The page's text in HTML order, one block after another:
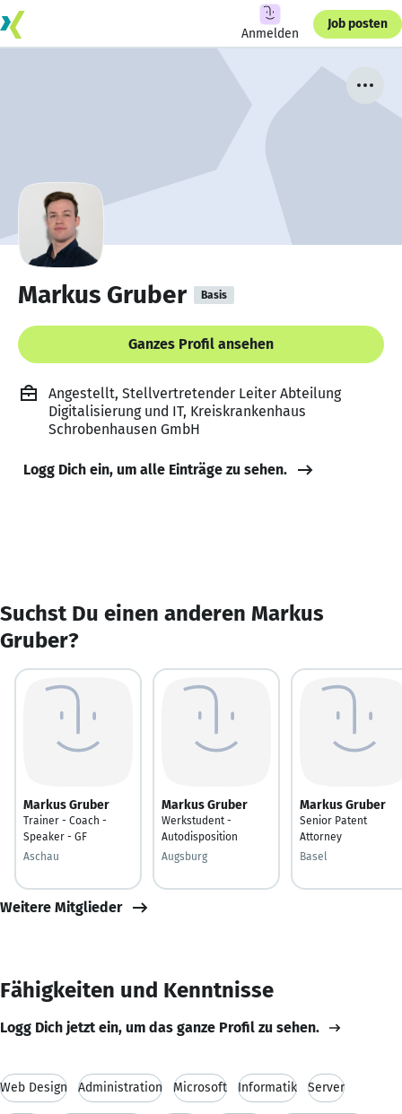
Anmelden
Job posten
Markus Gruber Basis
Ganzes Profil ansehen
Angestellt, Stellvertretender Leiter Abteilung
Digitalisierung und IT, Kreiskrankenhaus
Schrobenhausen GmbH
Logg Dich ein, um alle Einträge zu sehen.
Suchst Du einen anderen Markus
Gruber?
Markus Gruber
Trainer - Coach -
Speaker - GF
Aschau
Markus Gruber
Werkstudent -
Autodisposition
Augsburg
Markus Gruber
Senior Patent
Attorney
Basel
Weitere Mitglieder
Fähigkeiten und Kenntnisse
Logg Dich jetzt ein, um das ganze Profil zu sehen.
Web Design Administration Microsoft Informatik Server